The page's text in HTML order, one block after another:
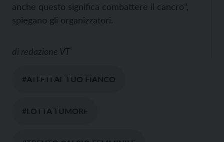
anche questo significa combattere il cancro”,
spiegano gli organizzatori.
di redazione VT
#ATLETI AL TUO FIANCO
#LOTTA TUMORE